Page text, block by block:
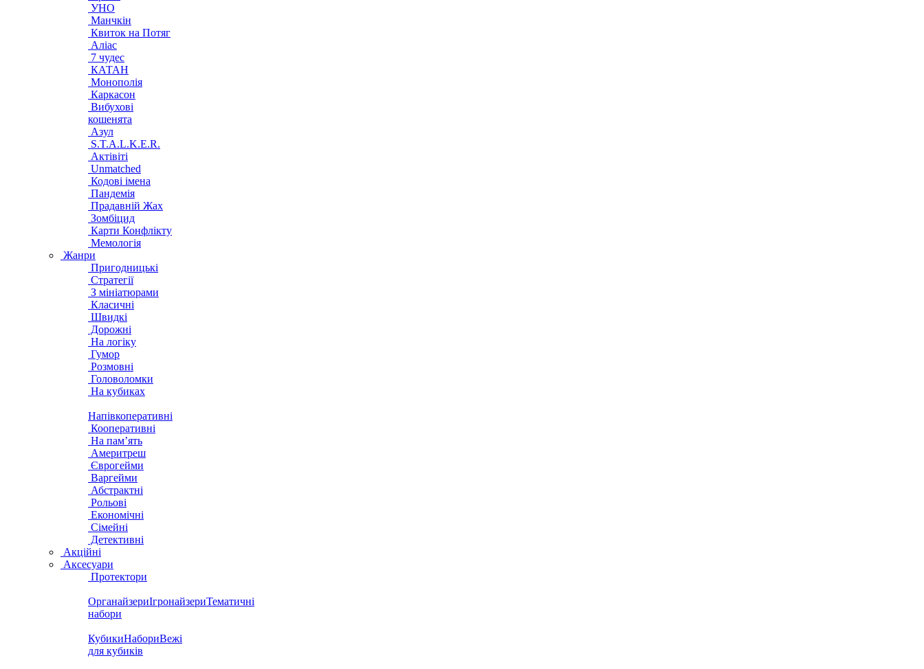
УНО
Манчкін
Квиток на Потяг
Аліас
7 чудес
КАТАН
Монополія
Каркасон
Вибухові
кошенята
Азул
S.T.A.L.K.E.R.
Актівіті
Unmatched
Кодові імена
Пандемія
Прадавній Жах
Зомбіцид
Карти Конфлікту
Мемологія
Жанри
Пригодницькі
Стратегії
З мініатюрами
Класичні
Швидкі
Дорожні
На логіку
Гумор
Розмовні
Головоломки
На кубиках
Напівкоперативні
Кооперативні
На пам’ять
Америтреш
Єврогейми
Варгейми
Абстрактні
Рольові
Економічні
Сімейні
Детективні
Акційні
Аксесуари
Протектори
ОрганайзериІгронайзериТематичні
набори
КубикиНабориВежі
для кубиків